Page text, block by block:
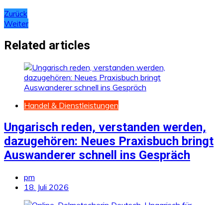
Beitragsnavigation
Zurück
Weiter
Related articles
Handel & Dienstleistungen
Ungarisch reden, verstanden werden,
dazugehören: Neues Praxisbuch bringt
Auswanderer schnell ins Gespräch
pm
18. Juli 2026